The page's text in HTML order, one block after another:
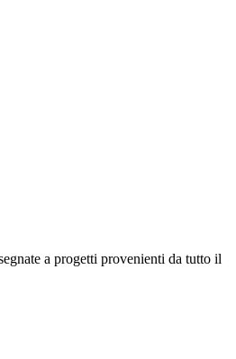
a progetti provenienti da tutto il